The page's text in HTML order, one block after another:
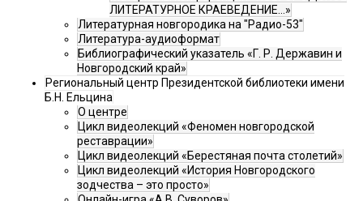
ЛИТЕРАТУРНОЕ КРАЕВЕДЕНИЕ...»
Литературная новгородика на "Радио-53"
Литература-аудиоформат
Библиографический указатель «Г. Р. Державин и
Новгородский край»
Региональный центр Президентской библиотеки имени
Б.Н. Ельцина
О центре
Цикл видеолекций «Феномен новгородской
реставрации»
Цикл видеолекций «Берестяная почта столетий»
Цикл видеолекций «История Новгородского
зодчества – это просто»